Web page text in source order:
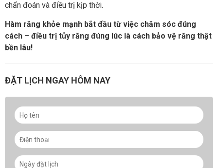
chẩn đoán và điều trị kịp thời.
Hàm răng khỏe mạnh bắt đầu từ việc chăm sóc đúng
cách – điều trị tủy răng đúng lúc là cách bảo vệ răng thật
bền lâu!
ĐẶT LỊCH NGAY HÔM NAY